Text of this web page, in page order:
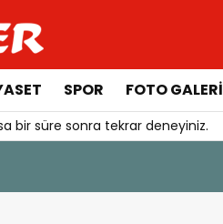
SPOR FOTO GALERİ
bir süre sonra tekrar deneyiniz.